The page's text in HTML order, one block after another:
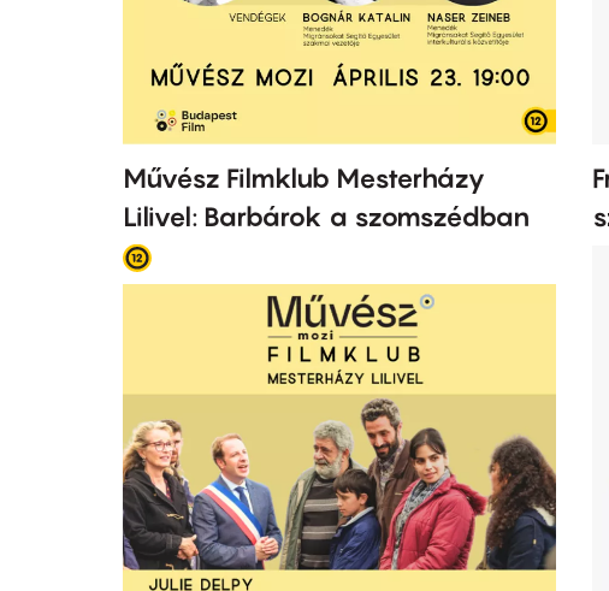
Művész Filmklub Mesterházy
Lilivel: Barbárok a szomszédban